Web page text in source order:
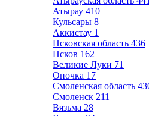
Атырау 410
Кульсары 8
Аккистау 1
Псковская область 436
Псков 162
Великие Луки 71
Опочка 17
Смоленская область
Смоленск 211
Вязьма 28